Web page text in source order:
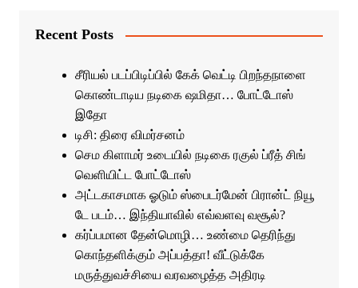
Recent Posts
சீரியல் படப்பிடிப்பில் கேக் வெட்டி பிறந்தநாளை
கொண்டாடிய நடிகை ஷமிதா… போட்டோஸ்
இதோ
டிசி: திரை விமர்சனம்
செம கிளாமர் உடையில் நடிகை ரகுல் ப்ரீத் சிங்
வெளியிட்ட போட்டோஸ்
அட்டகாசமாக ஓடும் ஸ்பைடர்மேன் பிரான்ட் நியூ
டே படம்… இந்தியாவில் எவ்வளவு வசூல்?
கர்ப்பமான தேன்மொழி… உண்மை தெரிந்து
கொந்தளிக்கும் அப்பத்தா! வீட்டுக்கே
மருத்துவச்சியை வரவழைத்த அதிரடி